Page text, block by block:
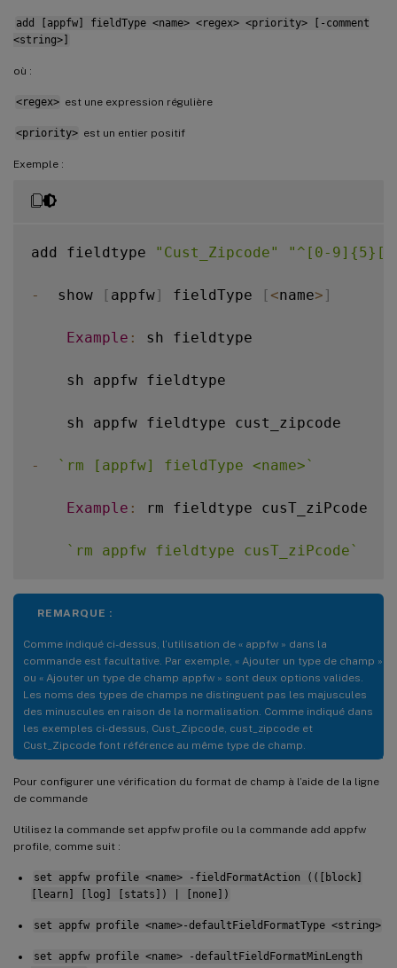
add [appfw] fieldType <name> <regex> <priority> [-comment
<string>]
où :
<regex> est une expression régulière
<priority> est un entier positif
Exemple :
add fieldtype "Cust_Zipcode" "^[0-
-
  show
[ appfw] fieldType [ <name> ]
Example : sh fieldtype
    sh appfw fieldtype
    sh appfw fieldtype cust_zipcode
- ` rm [appfw] fieldType <name>`
Example : rm fieldtype cusT_ziPcode
` rm appfw fieldtype cusT_ziPcode`
REMARQUE :
Comme indiqué ci-dessus, l’utilisation de « appfw » dans la
commande est facultative. Par exemple, « Ajouter un type de champ »
ou « Ajouter un type de champ appfw » sont deux options valides.
Les noms des types de champs ne distinguent pas les majuscules
des minuscules en raison de la normalisation. Comme indiqué dans
les exemples ci-dessus, Cust_Zipcode, cust_zipcode et
Cust_Zipcode font référence au même type de champ.
Pour configurer une vérification du format de champ à l’aide de la ligne
de commande
Utilisez la commande set appfw profile ou la commande add appfw
profile, comme suit :
set appfw profile <name> -fieldFormatAction (([block]
[learn] [log] [stats]) | [none])
set appfw profile <name>-defaultFieldFormatType <string>
set appfw profile <name> -defaultFieldFormatMinLength